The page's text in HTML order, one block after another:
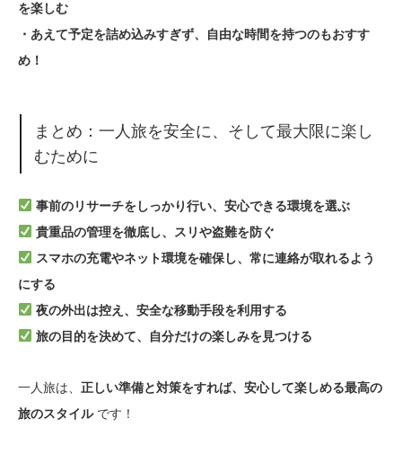
を楽しむ
・あえて予定を詰め込みすぎず、自由な時間を持つのもおすす
め！
まとめ：一人旅を安全に、そして最大限に楽し
むために
事前のリサーチをしっかり行い、安心できる環境を選ぶ
貴重品の管理を徹底し、スリや盗難を防ぐ
スマホの充電やネット環境を確保し、常に連絡が取れるよう
にする
夜の外出は控え、安全な移動手段を利用する
旅の目的を決めて、自分だけの楽しみを見つける
一人旅は、 正しい準備と対策をすれば、安心して楽しめる最高の
旅のスタイルです！